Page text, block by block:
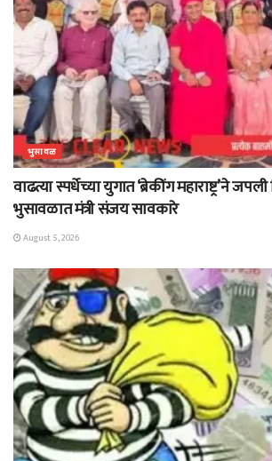
भुसावळ
वाढत्या स्पर्धेच्या युगात ‘ब्रेकींग महाराष्ट्र’ने
भुसावळात मंत्री संजय सावकारे
August 5, 2026